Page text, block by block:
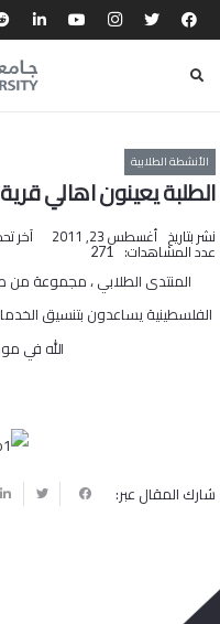
الأنشطة الطلابية
الطلبة يعينون اهالي
نشر بتاريخ أغسطس 23, 2011 آخر
عدد المشاهدات: 271
المنتدى الطلابي ، مجموعة
الفلسطينية يساعدون بتنسيق
الله في
شارك المقال عبر: